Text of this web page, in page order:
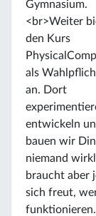
Gymnasium.
<br>Weiter
den Kurs
als
an. Dort
entwickeln
bauen wir
niemand
braucht aber
sich freut,